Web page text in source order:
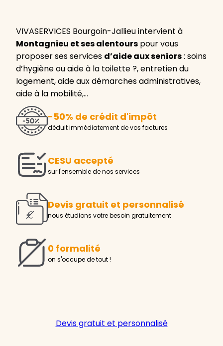
VIVASERVICES Bourgoin-Jallieu intervient à
Montagnieu et ses alentours pour vous
proposer ses services d’aide aux seniors: soins
d’hygiène ou aide à la toilette ?, entretien du
logement, aide aux démarches administratives,
aide à la mobilité,…
-50% de crédit d'impôt
déduit immédiatement de vos factures
CESU accepté
sur l'ensemble de nos services
Devis gratuit et personnalisé
nous étudions votre besoin gratuitement
0 formalité
on s'occupe de tout !
Devis gratuit et personnalisé